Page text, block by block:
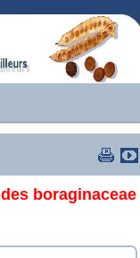
boraginaceae